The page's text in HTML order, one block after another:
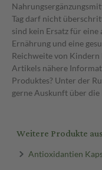
Tag darf nicht
sind kein Ersatz für eine
Ernährung und eine
Reichweite von Kindern
Artikels nähere
Produktes? Unter der
gerne Auskunft über
Weitere Produkte
Antioxidantien